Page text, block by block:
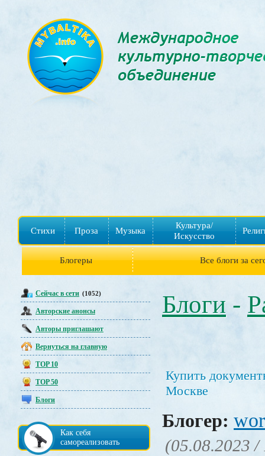
Стихи Проза Музыка
Культура/
Искусство
Блогеры Все блоги за
Сейчас в сети (1052)
Авторские анонсы
Авторы приглашают
Вернуться на главную
TOP 10
TOP 50
Блоги
Как себя
самореализовать
Блоги -
Купить
Москве
Блогер:
(05.08.2023 /